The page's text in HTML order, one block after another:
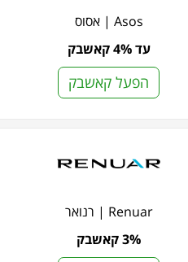
Asos | אסוס
עד 4% קאשבק
הפעל קאשבק
Renuar | רנואר
3% קאשבק